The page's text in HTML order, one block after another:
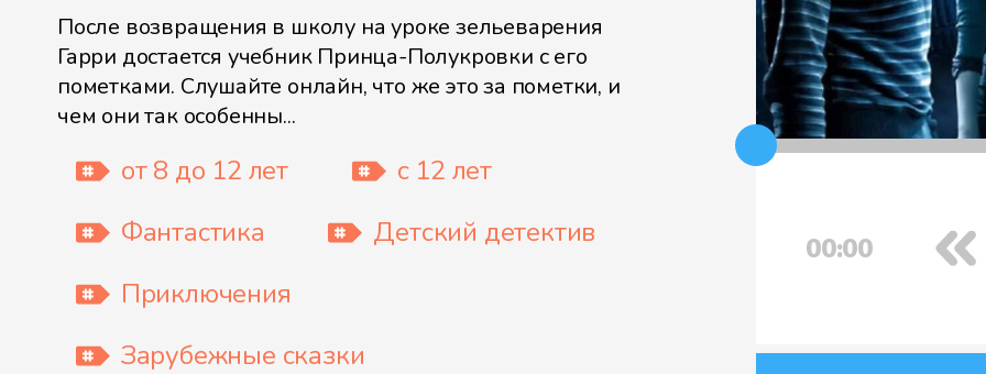
00:00
После возвращения в школу на уроке зельеварения
Гарри достается учебник Принца-Полукровки с его
пометками. Слушайте онлайн, что же это за пометки, и
чем они так особенны...
от 8 до 12 лет
с 12 лет
Фантастика
Детский детектив
Приключения
Зарубежные сказки